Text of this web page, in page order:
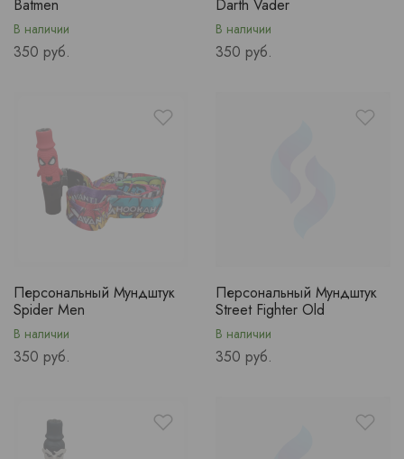
Batmen
В наличии
Price
350 руб.
Darth Vader
В наличии
Price
350 руб.
Персональный Мундштук
Spider Men
В наличии
Price
350 руб.
Персональный Мундштук
Street Fighter Old
В наличии
Price
350 руб.